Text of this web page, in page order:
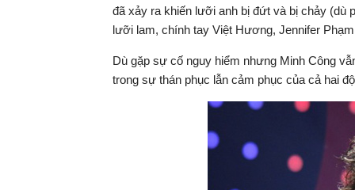
hiện
tại
đã xảy ra khiến lưỡi anh bị đứt và bị chảy (dù
lưỡi lam, chính tay Việt Hương, Jennifer
Dù gặp sự cố nguy hiểm nhưng Minh Công
trong sự thán phục lẫn cảm phục của cả hai